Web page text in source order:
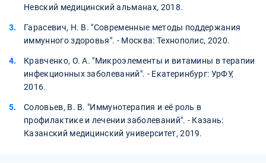
Невский медицинский альманах, 2018.
Гарасевич, Н. В. "Современные методы поддержания
иммунного здоровья". - Москва: Технополис, 2020.
Кравченко, О. А. "Микроэлементы и витамины в терапии
инфекционных заболеваний". - Екатеринбург: УрФУ,
2016.
Соловьев, В. В. "Иммунотерапия и её роль в
профилактике и лечении заболеваний". - Казань:
Казанский медицинский университет, 2019.